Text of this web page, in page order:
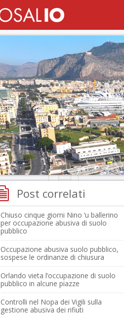
Post correlati
Chiuso cinque giorni Nino ‘u ballerino
per occupazione abusiva di suolo
pubblico
Occupazione abusiva suolo pubblico,
sospese le ordinanze di chiusura
Orlando vieta l’occupazione di suolo
pubblico in alcune piazze
Controlli nel Nopa dei Vigili sulla
gestione abusiva dei rifiuti